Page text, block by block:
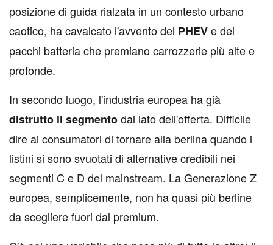
posizione di guida rialzata in un contesto urbano
caotico, ha cavalcato l'avvento del PHEVe dei
pacchi batteria che premiano carrozzerie più alte e
profonde.
In secondo luogo, l'industria europea ha già
distrutto il segmentodal lato dell'offerta. Difficile
dire ai consumatori di tornare alla berlina quando i
listini si sono svuotati di alternative credibili nei
segmenti C e D del mainstream. La Generazione Z
europea, semplicemente, non ha quasi più berline
da scegliere fuori dal premium.